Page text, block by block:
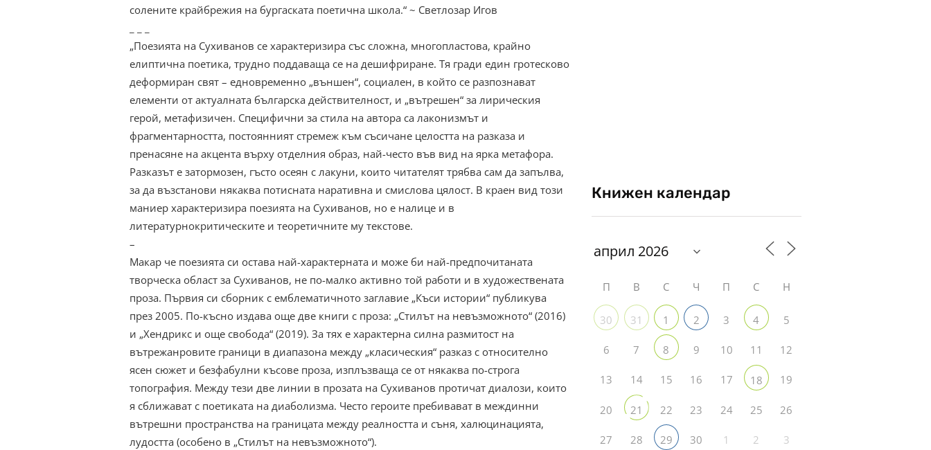
солените крайбрежия на бургаската поетична школа.“ ~ Светлозар Игов
„Поезията на Сухиванов се характеризира със сложна, многопластова, крайно
елиптична поетика, трудно поддаваща се на дешифриране. Тя гради един гротесково
деформиран свят – едновременно „външен“, социален, в който се разпознават
елементи от актуалната българска действителност, и „вътрешен“ за лирическия
герой, метафизичен. Специфични за стила на автора са лаконизмът и
фрагментарността, постоянният стремеж към съсичане целостта на разказа и
пренасяне на акцента върху отделния образ, най-често във вид на ярка метафора.
Разказът е затормозен, гъсто осеян с лакуни, които читателят трябва сам да запълва,
за да възстанови някаква потисната наративна и смислова цялост. В краен вид този
маниер характеризира поезията на Сухиванов, но е налице и в
литературнокритическите и теоретичните му текстове.
–
Макар че поезията си остава най-характерната и може би най-предпочитаната
творческа област за Сухиванов, не по-малко активно той работи и в художествената
проза. Първия си сборник с емблематичното заглавие „Къси истории“ публикува
през 2005. По-късно издава още две книги с проза: „Стилът на невъзможното“ (2016)
и „Хендрикс и още свобода“ (2019). За тях е характерна силна размитост на
вътрежанровите граници в диапазона между „класическия“ разказ с относително
ясен сюжет и безфабулни късове проза, изплъзваща се от някаква по-строга
топография. Между тези две линии в прозата на Сухиванов протичат диалози, които
я сближават с поетиката на диаболизма. Често героите пребивават в междинни
вътрешни пространства на границата между реалността и съня, халюцинацията,
лудостта (особено в „Стилът на невъзможното“).
Книжен календар
П В С Ч П С Н
30 31 1 2 3 4 5
6 7 8 9 10 11 12
13 14 15 16 17 18 19
20 21 22 23 24 25 26
27 28 29 30 1 2 3